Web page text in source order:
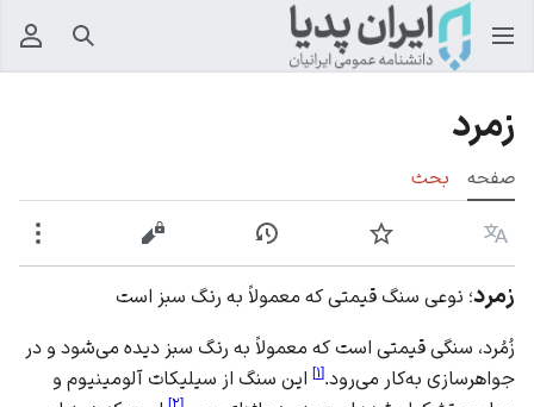
جستجو
زمرد
صفحه بحث
زبان پیگیری نمایش تاریخچهنمایش مبدأ
زمرد؛ نوعی سنگ قیمتی که معمولاً به رنگ سبز است
زُمُرد، سنگی قیمتی است که معمولاً به رنگ سبز دیده می‌شود و در
جواهرسازی به‌کار می‌رود.[۱] این سنگ از سیلیکات آلومینیوم و
[۲]